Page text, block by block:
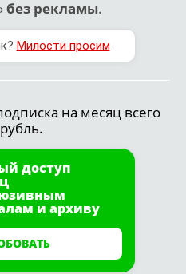
без рекламы.
Милости просим
на месяц всего
доступ
и архиву